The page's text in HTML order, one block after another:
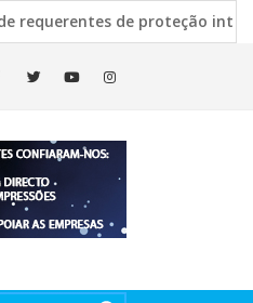
de proteção internacional
cemitérios abertos